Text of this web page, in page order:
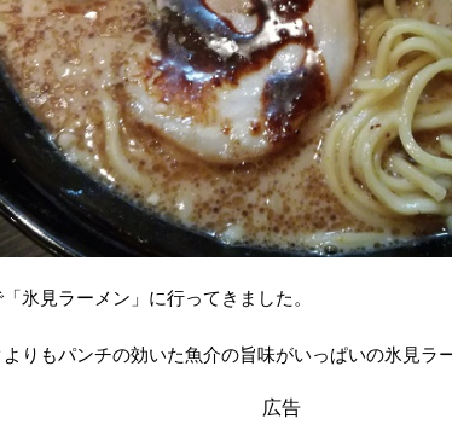
氷見ラーメン」に行ってきました。
りもパンチの効いた魚介の旨味がいっぱいの氷見ラ
広告